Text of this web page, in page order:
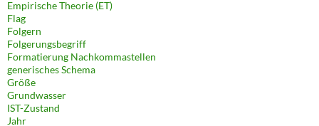
Empirische Theorie (ET)
Flag
Folgern
Folgerungsbegriff
Formatierung Nachkommastellen
generisches Schema
Größe
Grundwasser
IST-Zustand
Jahr